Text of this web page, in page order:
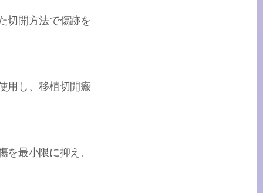
切開方法で傷跡を
用し、移植切開瘢
最小限に抑え、